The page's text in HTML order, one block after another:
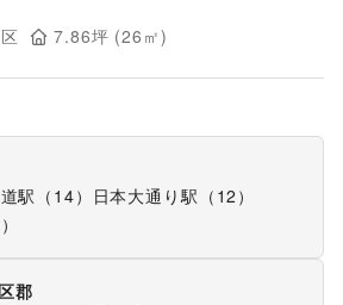
7.86坪 (26 ㎡)
駅（14） 日本大通り駅（12）
郡